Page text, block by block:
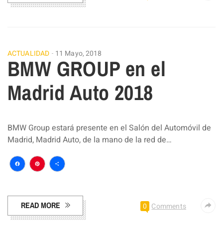
ACTUALIDAD 11 Mayo, 2018
BMW GROUP en el
Madrid Auto 2018
BMW Group estará presente en el Salón del Automóvil de
Madrid, Madrid Auto, de la mano de la red de…
Facebook
Pinterest
Compartir
READ MORE 0 Comments